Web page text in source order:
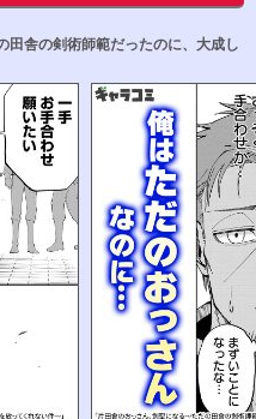
田舎の剣術師範だったのに、大成し